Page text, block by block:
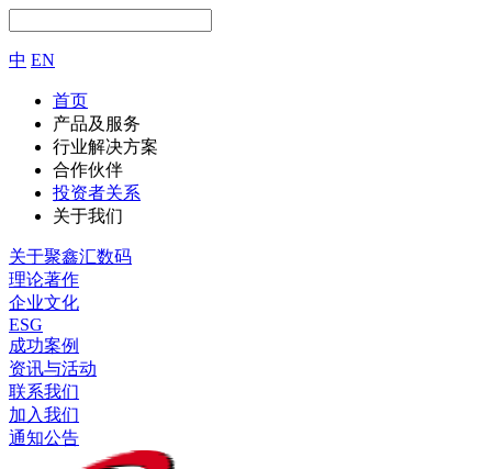
中 EN
首页
产品及服务
行业解决方案
合作伙伴
投资者关系
关于我们
关于聚鑫汇数码
理论著作
企业文化
ESG
成功案例
资讯与活动
联系我们
加入我们
通知公告